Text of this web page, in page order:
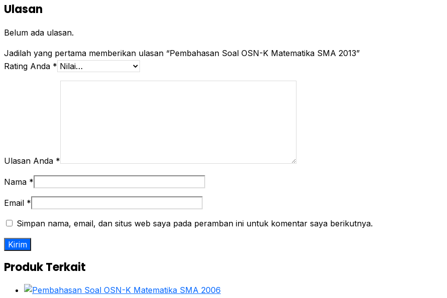
Ulasan
Belum ada ulasan.
Jadilah yang pertama memberikan ulasan “Pembahasan Soal OSN-K Matematika SMA 2013”
Rating Anda *
Ulasan Anda *
Nama *
Email *
Simpan nama, email, dan situs web saya pada peramban ini untuk komentar saya berikutnya.
Produk Terkait